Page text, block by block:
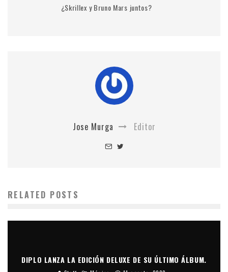
¿Skrillex y Bruno Mars juntos?
Jose Murga Editor
RELATED POSTS
DIPLO LANZA LA EDICIÓN DELUXE DE SU ÚLTIMO ÁLBUM.